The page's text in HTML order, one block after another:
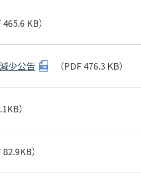
465.6 KB）
少公告 （PDF 476.3 KB）
）
82.9KB）